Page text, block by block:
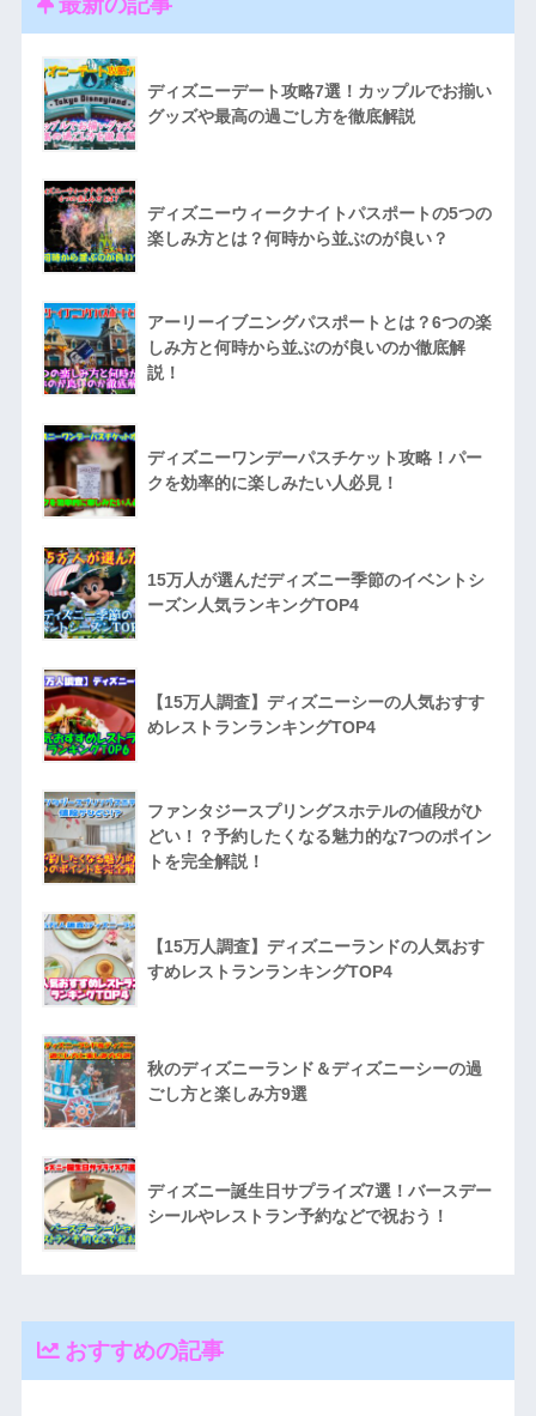
ディズニーデート攻略7選！カップルでお揃い
グッズや最高の過ごし方を徹底解説
ディズニーウィークナイトパスポートの5つの
楽しみ方とは？何時から並ぶのが良い？
アーリーイブニングパスポートとは？6つの楽
しみ方と何時から並ぶのが良いのか徹底解
説！
ディズニーワンデーパスチケット攻略！パー
クを効率的に楽しみたい人必見！
15万人が選んだディズニー季節のイベントシ
ーズン人気ランキングTOP4
【15万人調査】ディズニーシーの人気おすす
めレストランランキングTOP4
ファンタジースプリングスホテルの値段がひ
どい！？予約したくなる魅力的な7つのポイン
トを完全解説！
【15万人調査】ディズニーランドの人気おす
すめレストランランキングTOP4
秋のディズニーランド＆ディズニーシーの過
ごし方と楽しみ方9選
ディズニー誕生日サプライズ7選！バースデー
シールやレストラン予約などで祝おう！
おすすめの記事